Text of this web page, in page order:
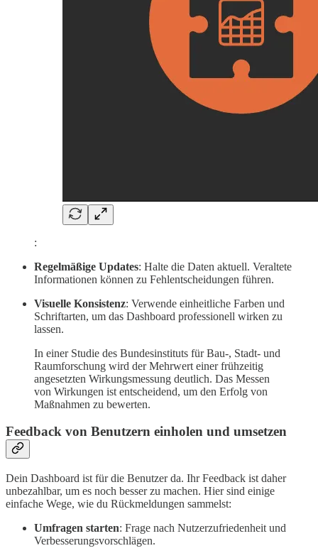
:
Regelmäßige Updates: Halte die Daten aktuell. Veraltete
Informationen können zu Fehlentscheidungen führen.
Visuelle Konsistenz: Verwende einheitliche Farben und
Schriftarten, um das Dashboard professionell wirken zu
lassen.
In einer Studie des Bundesinstituts für Bau-, Stadt- und
Raumforschung wird der Mehrwert einer frühzeitig
angesetzten Wirkungsmessung deutlich. Das Messen
von Wirkungen ist entscheidend, um den Erfolg von
Maßnahmen zu bewerten.
Feedback von Benutzern einholen und umsetzen
Dein Dashboard ist für die Benutzer da. Ihr Feedback ist daher
unbezahlbar, um es noch besser zu machen. Hier sind einige
einfache Wege, wie du Rückmeldungen sammelst:
Umfragen starten: Frage nach Nutzerzufriedenheit und
Verbesserungsvorschlägen.